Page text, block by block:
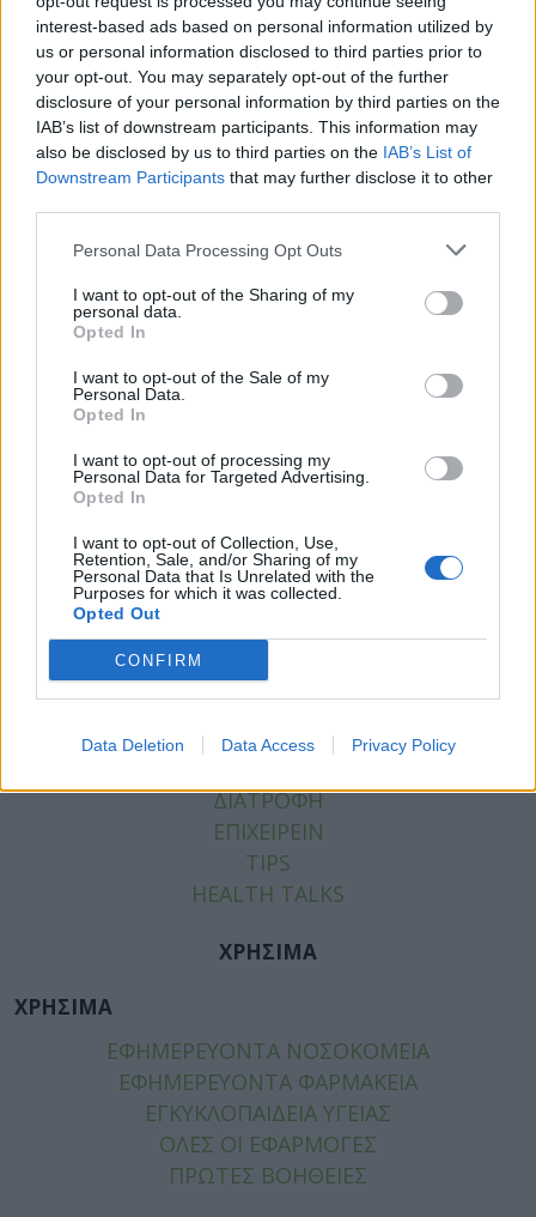
interest-based ads based on personal information utilized by
us or personal information disclosed to third parties prior to
your opt-out. You may separately opt-out of the further
disclosure of your personal information by third parties on the
IAB’s list of downstream participants. This information may
also be disclosed by us to third parties on the IAB’s List of
Downstream Participants that may further disclose it to other
Personal Data Processing Opt Outs
I want to opt-out of the Sharing of my
personal data.
Opted In
I want to opt-out of the Sale of my
Personal Data.
Opted In
I want to opt-out of processing my
Personal Data for Targeted Advertising.
Opted In
I want to opt-out of Collection, Use,
Retention, Sale, and/or Sharing of my
Personal Data that Is Unrelated with the
Purposes for which it was collected.
Opted Out
CONFIRM
Data Deletion Data Access Privacy Policy
πληροφορίες από την εμπειρία τους.
Tags:ΟΦΕΤ
ΚΑΤΗΓΟΡΙΕΣ
ΕΙΔΗΣΕΙΣ
ΥΓΕΙΑ
ΠΑΙΔΙ
ΔΙΑΤΡΟΦΗ
ΕΠΙΧΕΙΡΕΙΝ
TIPS
HEALTH TALKS
ΧΡΗΣΙΜΑ
ΧΡΗΣΙΜΑ
ΕΦΗΜΕΡΕΥΟΝΤΑ ΝΟΣΟΚΟΜΕΙΑ
ΕΦΗΜΕΡΕΥΟΝΤΑ ΦΑΡΜΑΚΕΙΑ
ΕΓΚΥΚΛΟΠΑΙΔΕΙΑ ΥΓΕΙΑΣ
ΟΛΕΣ ΟΙ ΕΦΑΡΜΟΓΕΣ
ΠΡΩΤΕΣ ΒΟΗΘΕΙΕΣ